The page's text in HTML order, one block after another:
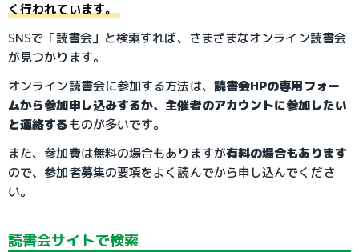
く行われています。
SNSで「読書会」と検索すれば、さまざまなオンライン読書会
が見つかります。
オンライン読書会に参加する方法は、 読書会HPの専用フォー
ムから参加申し込みするか、主催者のアカウントに参加したい
と連絡するものが多いです。
また、参加費は無料の場合もありますが有料の場合もあります
ので、参加者募集の要項をよく読んでから申し込んでくださ
い。
読書会サイトで検索